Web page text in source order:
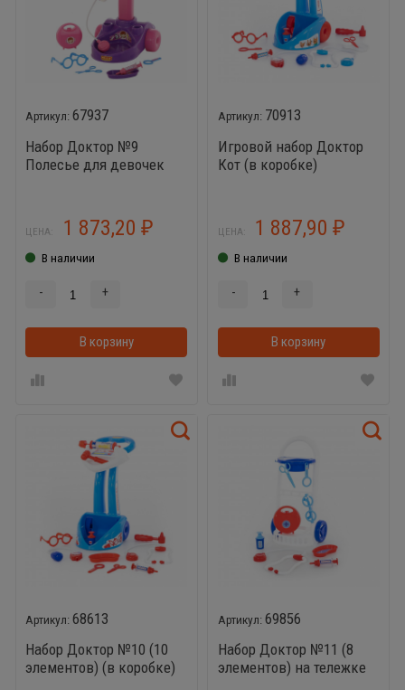
67937
Набор Доктор №9
Полесье для девочек
ЦЕНА: 1 873,20 ₽
В наличии
- +
В корзину В корзинке
70913
Игровой набор Доктор
Кот (в коробке)
ЦЕНА: 1 887,90₽
В наличии
- +
В корзину
68613
Набор Доктор №10 (10
элементов) (в коробке)
69856
Набор Доктор №11 (8
элементов) на тележке